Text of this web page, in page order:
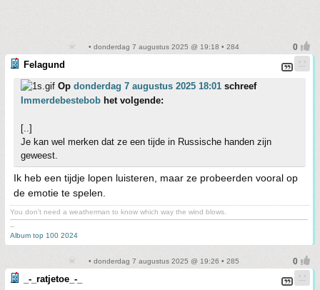
• donderdag 7 augustus 2025 @ 19:18 • 284
Felagund
Op donderdag 7 augustus 2025 18:01 schreef
Immerdebestebob het volgende:
[..]
Je kan wel merken dat ze een tijde in Russische handen zijn
geweest.
Ik heb een tijdje lopen luisteren, maar ze probeerden vooral op
de emotie te spelen.
You don't need a weatherman to know which way the wind blows.
-------------------------------------------------------------------------------------------------------------------------------------------
--
Album top 100 2024
• donderdag 7 augustus 2025 @ 19:26 • 285
_-_ratjetoe_-_